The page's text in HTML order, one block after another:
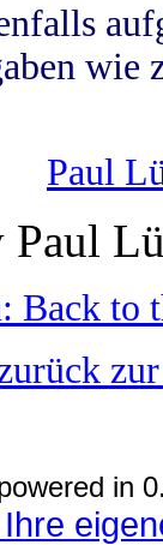
wie
Paul
Back to
in